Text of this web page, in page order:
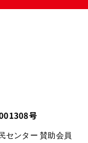
号
センター 賛助会員